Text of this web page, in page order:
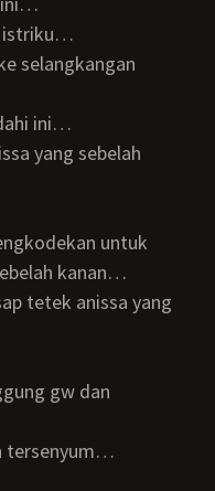
istriku…
ini…
kanan…
tersenyum…